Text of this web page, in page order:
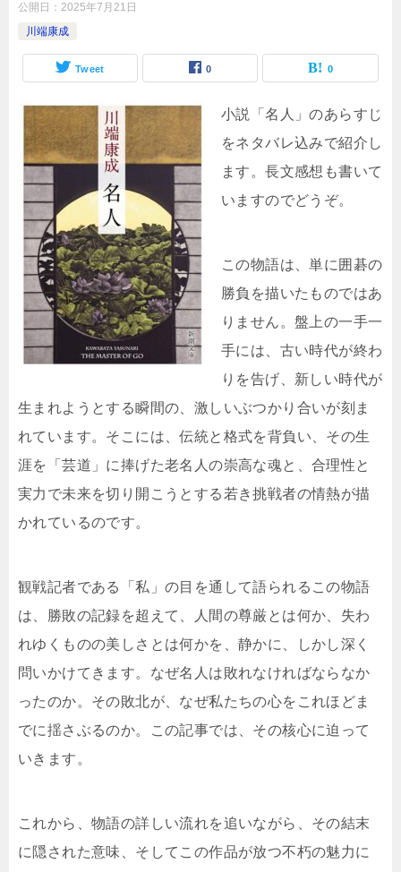
公開日： 2025年7月21日
川端康成
Tweet 0 0
小説「名人」のあらすじ
をネタバレ込みで紹介し
ます。長文感想も書いて
いますのでどうぞ。
この物語は、単に囲碁の
勝負を描いたものではあ
りません。盤上の一手一
手には、古い時代が終わ
りを告げ、新しい時代が
生まれようとする瞬間の、激しいぶつかり合いが刻ま
れています。そこには、伝統と格式を背負い、その生
涯を「芸道」に捧げた老名人の崇高な魂と、合理性と
実力で未来を切り開こうとする若き挑戦者の情熱が描
かれているのです。
観戦記者である「私」の目を通して語られるこの物語
は、勝敗の記録を超えて、人間の尊厳とは何か、失わ
れゆくものの美しさとは何かを、静かに、しかし深く
問いかけてきます。なぜ名人は敗れなければならなか
ったのか。その敗北が、なぜ私たちの心をこれほどま
でに揺さぶるのか。この記事では、その核心に迫って
いきます。
これから、物語の詳しい流れを追いながら、その結末
に隠された意味、そしてこの作品が放つ不朽の魅力に